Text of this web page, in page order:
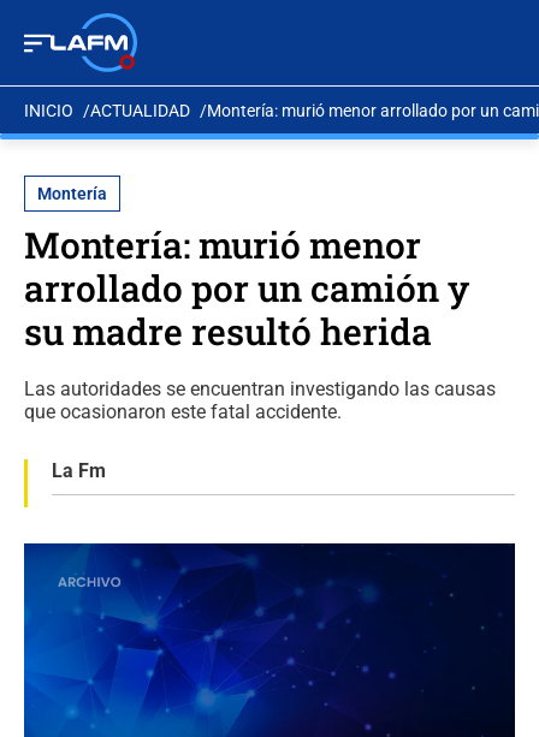
INICIO ACTUALIDAD Montería: murió menor arrollado por un
Montería
Montería: murió menor
arrollado por un camión y
su madre resultó herida
Las autoridades se encuentran investigando las causas
que ocasionaron este fatal accidente.
La Fm